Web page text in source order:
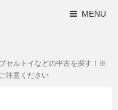
MENU
セルトイなどの中古を探す！※
注意ください